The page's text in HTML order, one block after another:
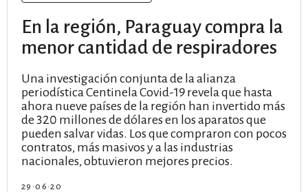
En la región, Paraguay compra la
menor cantidad de respiradores
Una investigación conjunta de la alianza
periodística Centinela Covid-19 revela que hasta
ahora nueve países de la región han invertido más
de 320 millones de dólares en los aparatos que
pueden salvar vidas. Los que compraron con pocos
contratos, más masivos y a las industrias
nacionales, obtuvieron mejores precios.
29·06·20